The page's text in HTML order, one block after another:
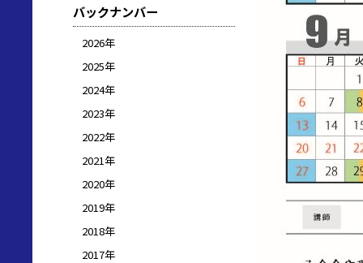
バックナンバー
2026年
2025年
2024年
2023年
2022年
2021年
2020年
2019年
2018年
2017年